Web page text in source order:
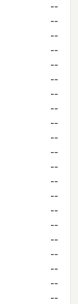
--
--
--
--
--
--
--
--
--
--
--
--
--
--
--
--
--
--
--
--
--